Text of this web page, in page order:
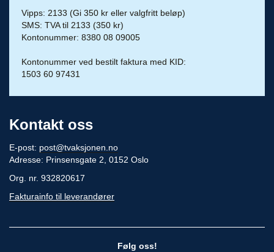
Vipps: 2133 (Gi 350 kr eller valgfritt beløp)
SMS: TVA til 2133 (350 kr)
Kontonummer: 8380 08 09005
Kontonummer ved bestilt faktura med KID:
1503 60 97431
Kontakt oss
E-post: post@tvaksjonen.no
Adresse: Prinsensgate 2, 0152 Oslo
Org. nr. 932820617
Fakturainfo til leverandører
Følg oss!